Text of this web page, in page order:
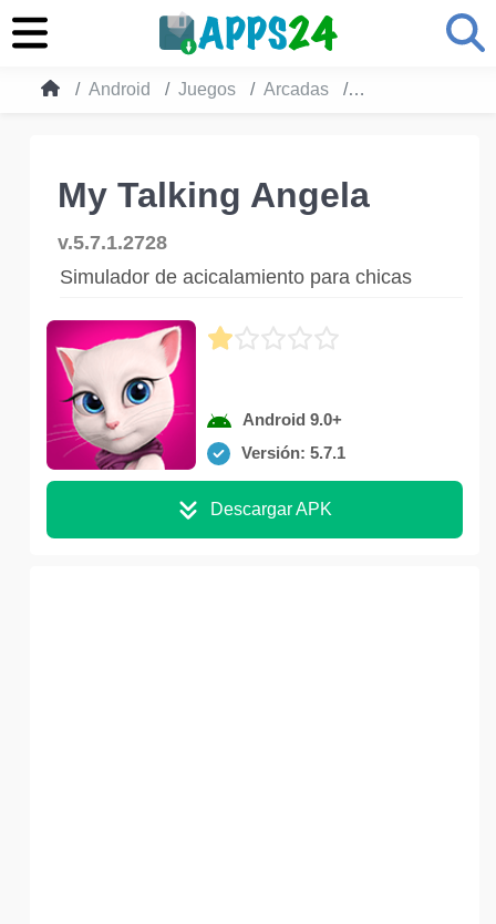
Android Juegos Arcadas My Talking
My Talking Angela
v.5.7.1.2728
Simulador de acicalamiento para chicas
Android 9.0+
Versión: 5.7.1
Descargar APK